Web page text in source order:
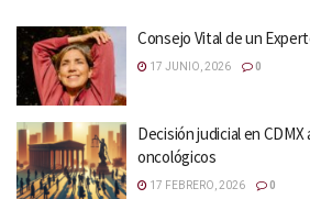
Consejo Vital de un
17 JUNIO, 2026 0
Decisión judicial en
oncológicos
17 FEBRERO, 2026 0